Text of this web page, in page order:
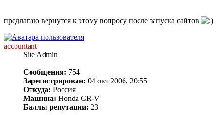
предлагаю вернутся к этому вопросу после запуска сайтов
accountant
Site Admin
Сообщения: 754
Зарегистрирован: 04 окт 2006, 20:55
Откуда: Россия
Машина: Honda CR-V
Баллы репутации: 23